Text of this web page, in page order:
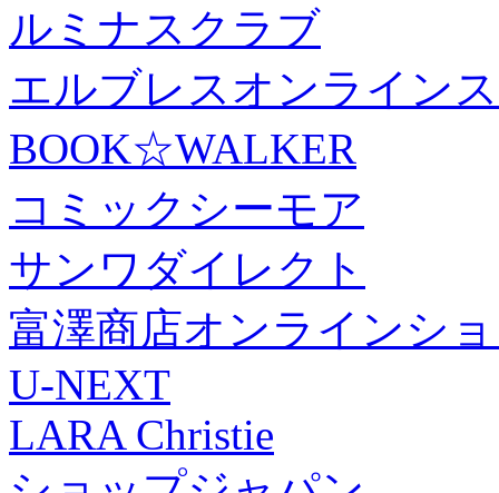
ルミナスクラブ
エルブレスオンライン
BOOK☆WALKER
コミックシーモア
サンワダイレクト
富澤商店オンラインシ
U-NEXT
LARA Christie